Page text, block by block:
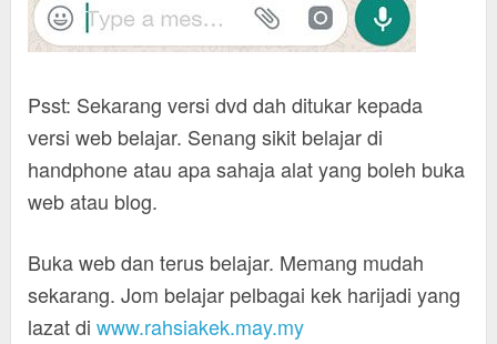
Psst: Sekarang versi dvd dah ditukar kepada
versi web belajar. Senang sikit belajar di
handphone atau apa sahaja alat yang boleh buka
web atau blog.
Buka web dan terus belajar. Memang mudah
sekarang. Jom belajar pelbagai kek harijadi yang
lazat di www.rahsiakek.may.my